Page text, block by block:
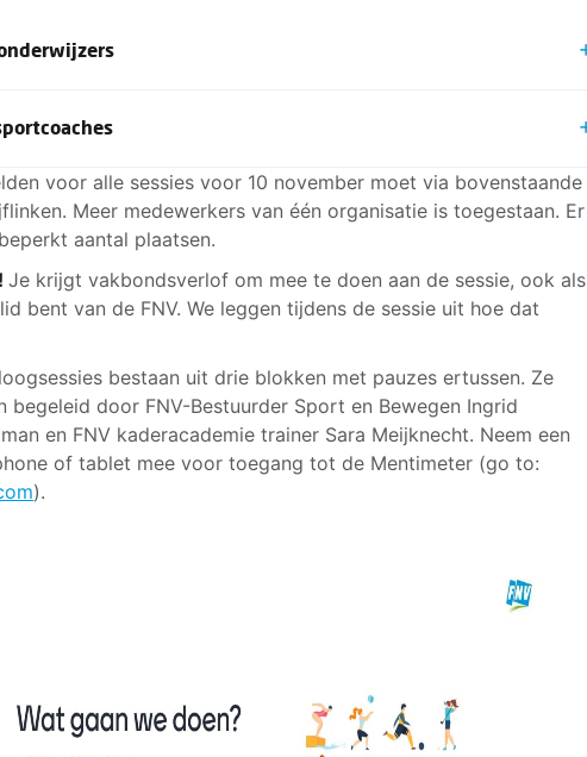
10.00-12.30 uur met gratis lunch
zaal (BG)
: Live dialoogsessie 23 november
10.00-12.30 uur met gratis lunch
Blekersingel 24, Regionaal Vakbondshuis Gouda
dialoogsessie 23 november
14.00-16.00 uur
voor zwemonderwijzers
: Live dialoogsessie 14 november
17.30-20.00 uur met gratis pizza
Hertogswetering 159, Centraal Vakbondshuis Utrecht, Karin
Blekersingel 24, Regionaal Vakbondshuis Gouda
Dialoogsessie 28 november
14.00-16.00 uur
voor alle sessies voor 10 november moet via bovenstaande
Meer medewerkers van één organisatie is toegestaan. Er
aantal plaatsen.
Je krijgt vakbondsverlof om mee te doen aan de sessie, ook als
bent van de FNV. We leggen tijdens de sessie uit hoe dat
bestaan uit drie blokken met pauzes ertussen. Ze
begeleid door FNV-Bestuurder Sport en Bewegen Ingrid
en FNV kaderacademie trainer Sara Meijknecht. Neem een
of tablet mee voor toegang tot de Mentimeter (go to:
).